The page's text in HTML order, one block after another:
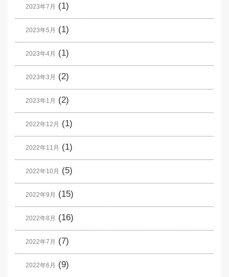
2023年7月 (1)
2023年5月 (1)
2023年4月 (1)
2023年3月 (2)
2023年1月 (2)
2022年12月 (1)
2022年11月 (1)
2022年10月 (5)
2022年9月 (15)
2022年8月 (16)
2022年7月 (7)
2022年6月 (9)